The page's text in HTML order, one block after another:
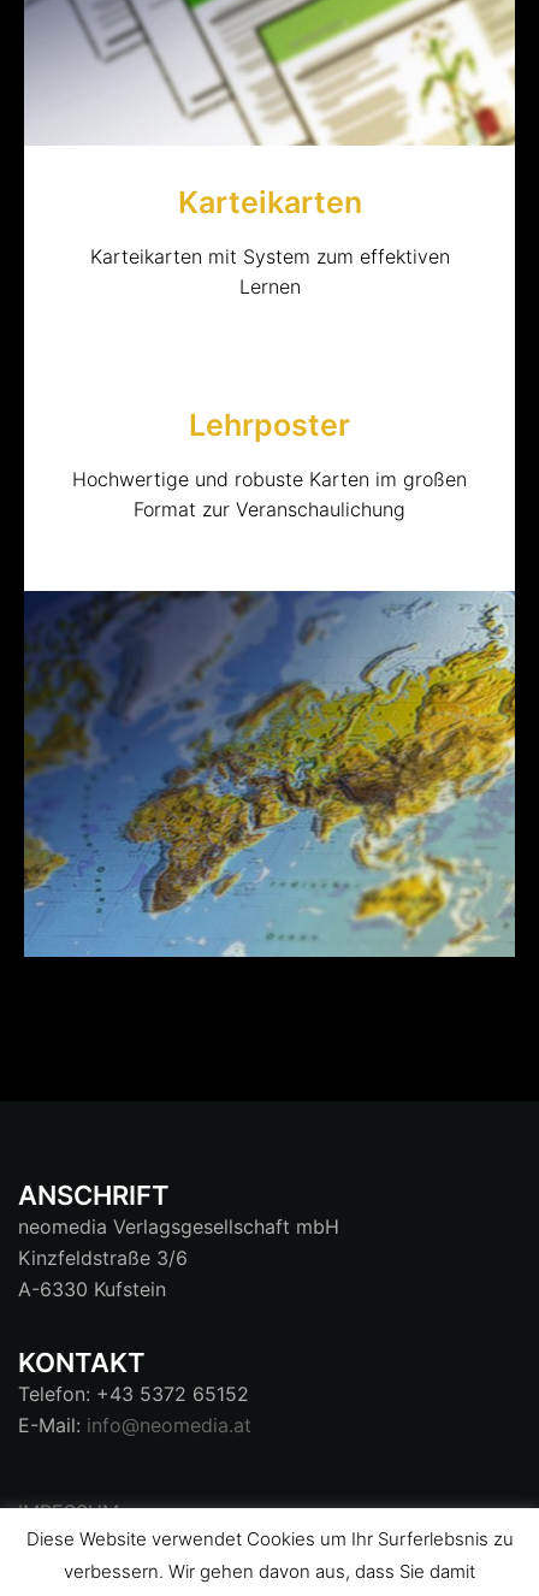
Karteikarten
Karteikarten mit System zum effektiven
Lernen
Lehrposter
Hochwertige und robuste Karten im großen
Format zur Veranschaulichung
ANSCHRIFT
neomedia Verlagsgesellschaft mbH
Kinzfeldstraße 3/6
A-6330 Kufstein
KONTAKT
Telefon: +43 5372 65152
E-Mail: info@neomedia.at
IMRESSUM
AGB
DATENSCHUTZ
Diese Website verwendet Cookies um Ihr Surferlebsnis zu
verbessern. Wir gehen davon aus, dass Sie damit